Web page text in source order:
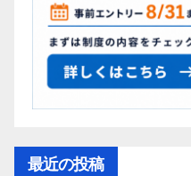
最近の投稿